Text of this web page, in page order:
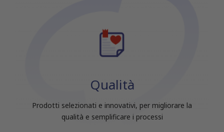
Qualità
Prodotti selezionati e innovativi, per migliorare la
qualità e semplificare i processi